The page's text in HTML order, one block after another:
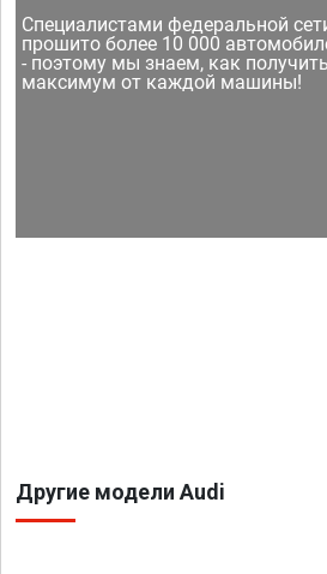
Специалистами федеральной
прошито более 10 000
- поэтому мы знаем, как
максимум от каждой машины!
Другие модели Audi